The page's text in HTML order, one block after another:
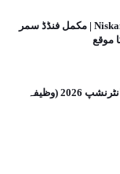
Niskanen Summer Institute 2026 USA | مکمل فنڈڈ سمر
موقع
USA میں ورلڈ بینک ٹریژری سمر انٹرنشپ 2026 (وظیفہ